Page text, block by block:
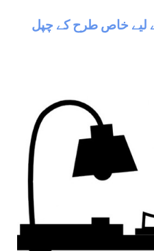
لیے خاص طرح کے چپل